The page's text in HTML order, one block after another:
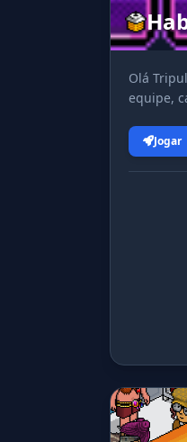
Olá
equipe,
Jogar